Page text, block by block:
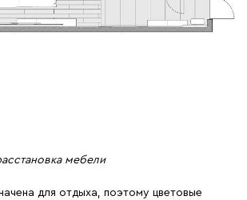
мебели
для отдыха, поэтому цветовые